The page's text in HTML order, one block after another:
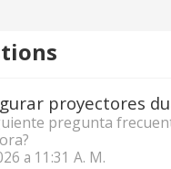
proyectores
pregunta
a 11:31 A. M.